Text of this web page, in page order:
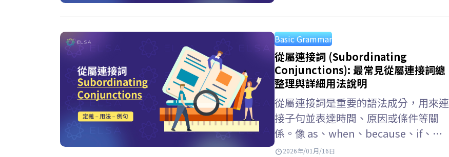
Basic Grammar
從屬連接詞 (Subordinating
Conjunctions): 最常見從屬連接詞總
整理與詳細用法說明
從屬連接詞是重要的語法成分，用來連
接子句並表達時間、原因或條件等關
係。像 as、when、because、if、
that、whether 等詞彙出現頻率極高，
2026年/01月/16日